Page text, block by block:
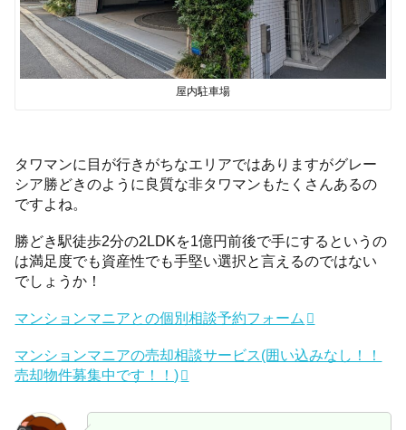
屋内駐車場
タワマンに目が行きがちなエリアではありますがグレー
シア勝どきのように良質な非タワマンもたくさんあるの
ですよね。
勝どき駅徒歩2分の2LDKを1億円前後で手にするというの
は満足度でも資産性でも手堅い選択と言えるのではない
でしょうか！
マンションマニアとの個別相談予約フォーム
マンションマニアの売却相談サービス(囲い込みなし！！
売却物件募集中です！！)